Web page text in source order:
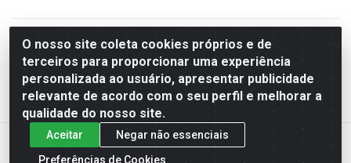
O nosso site coleta cookies próprios e de
terceiros para proporcionar uma experiência
personalizada ao usuário, apresentar publicidade
relevante de acordo com o seu perfil e melhorar a
qualidade do nosso site.
Aceitar
Negar não essenciais
Preferências de Cookies
KarneKeijo Logistica Integrada LTDA - Rod. Br-101 Sul, nº3700
- Barro, Recife/PE, 50900-400 CNPJ: 24.150.377/0001-95
Estados atendidos pela KarneKeijo: PE, PB e RN.